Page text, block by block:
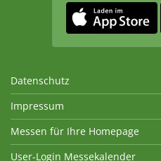
Datenschutz
Impressum
Messen für Ihre Homepage
User-Login Messekalender